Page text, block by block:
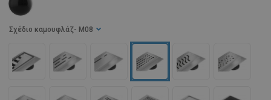
Σχέδιο καμουφλάζ - M08